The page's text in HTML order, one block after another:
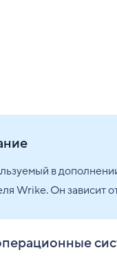
в
Wrike. Он зависит